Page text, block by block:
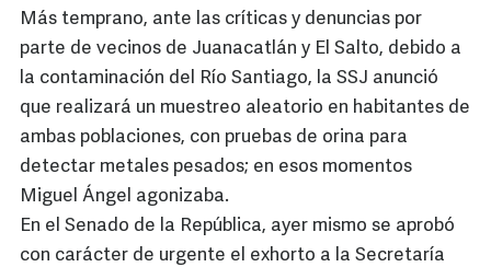
Más temprano, ante las críticas y denuncias por
parte de vecinos de Juanacatlán y El Salto, debido a
la contaminación del Río Santiago, la SSJ anunció
que realizará un muestreo aleatorio en habitantes de
ambas poblaciones, con pruebas de orina para
detectar metales pesados; en esos momentos
Miguel Ángel agonizaba.
En el Senado de la República, ayer mismo se aprobó
con carácter de urgente el exhorto a la Secretaría